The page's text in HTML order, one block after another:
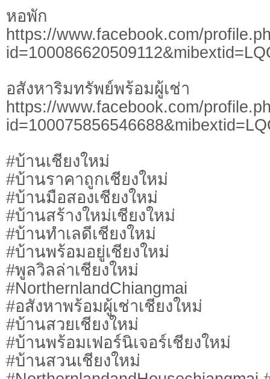
หอพัก
https://www.facebook.com/
อสังหาริมทรัพย์พร้อมผู้เช่า
https://www.facebook.com/
#บ้านเชียงใหม่
#บ้านราคาถูกเชียงใหม่
#บ้านมือสองเชียงใหม่
#บ้านสร้างใหม่เชียงใหม่
#บ้านทำเลดีเชียงใหม่
#บ้านพร้อมอยู่เชียงใหม่
#พูลวิลล่าเชียงใหม่
#NorthernlandChiangmai
#อสังหาพร้อมผู้เช่าเชียงใหม่
#บ้านสวยเชียงใหม่
#บ้านพร้อมเฟอร์นิเจอร์เชียงใหม่
#บ้านสวนเชียงใหม่